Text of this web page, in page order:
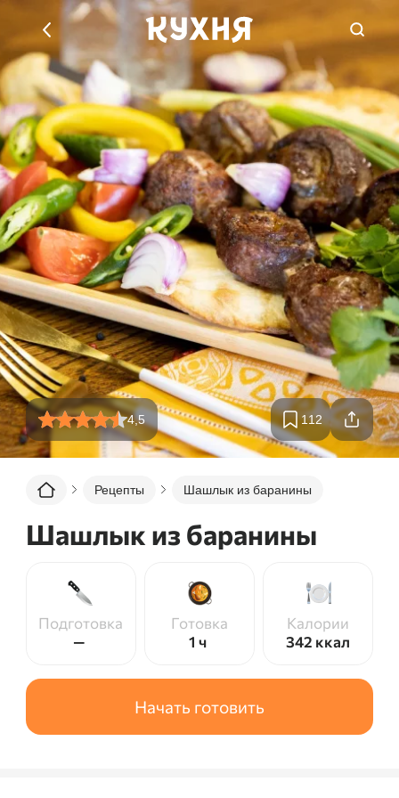
4,5 112
Рецепты Шашлык из баранины
Шашлык из баранины
Подготовка
—
Готовка
1 ч
Калории
342 ккал
Начать готовить